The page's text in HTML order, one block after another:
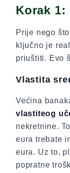
Korak 1:
Prije nego
ključno je
priuštiti. Evo
Vlastita
Većina
vlastiteog
nekretnine.
eura trebate
eura. Uz to,
popratne